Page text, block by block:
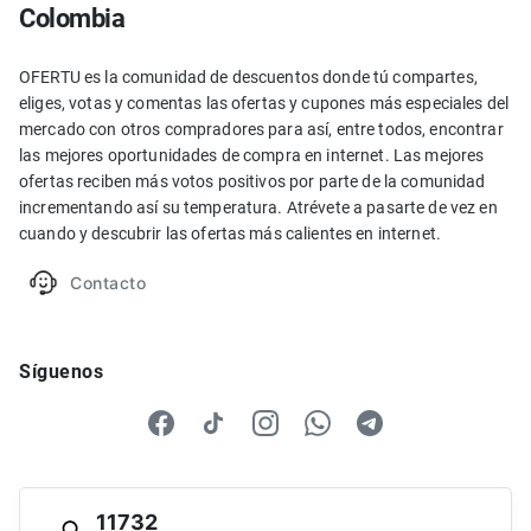
Colombia
OFERTU es la comunidad de descuentos donde tú compartes,
eliges, votas y comentas las ofertas y cupones más especiales del
mercado con otros compradores para así, entre todos, encontrar
las mejores oportunidades de compra en internet. Las mejores
ofertas reciben más votos positivos por parte de la comunidad
incrementando así su temperatura. Atrévete a pasarte de vez en
cuando y descubrir las ofertas más calientes en internet.
Contacto
Síguenos
11732